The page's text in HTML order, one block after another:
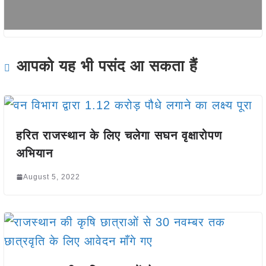
आपको यह भी पसंद आ सकता हैं
हरित राजस्थान के लिए चलेगा सघन वृक्षारोपण
अभियान
August 5, 2022